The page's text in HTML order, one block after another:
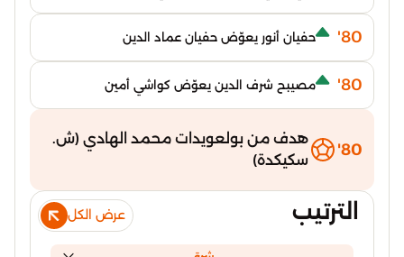
80' حفيان أنور يعوّض حفيان عماد الدين
80' مصيبح شرف الدين يعوّض كواشي أمين
80'
هدف من بولعويدات محمد الهادي (ش.
سكيكدة)
الترتيب عرض الكل